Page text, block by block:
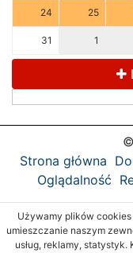
24 25
31 1
Strona główna
Oglądalność
Używamy plików
umieszczanie naszym
usług, reklamy,